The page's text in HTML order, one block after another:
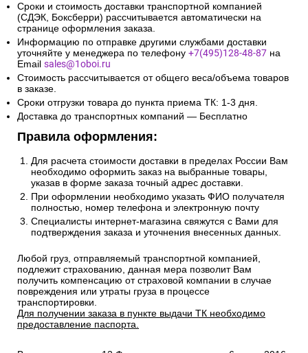
Сроки и стоимость доставки транспортной компанией
(СДЭК, Боксберри) рассчитывается автоматически на
странице оформления заказа.
Информацию по отправке другими службами доставки
уточняйте у менеджера по телефону +7(495)128-48-87 на
Email sales@1oboi.ru
Стоимость рассчитывается от общего веса/объема товаров
в заказе.
Сроки отгрузки товара до пункта приема ТК: 1-3 дня.
Доставка до транспортных компаний — Бесплатно
Правила оформления:
Для расчета стоимости доставки в пределах России Вам
необходимо оформить заказ на выбранные товары,
указав в форме заказа точный адрес доставки.
При оформлении необходимо указать ФИО получателя
полностью, номер телефона и электронную почту
Специалисты интернет-магазина свяжутся с Вами для
подтверждения заказа и уточнения внесенных данных.
Любой груз, отправляемый транспортной компанией,
подлежит страхованию, данная мера позволит Вам
получить компенсацию от страховой компании в случае
повреждения или утраты груза в процессе
транспортировки.
Для получении заказа в пункте выдачи ТК необходимо
предоставление паспорта.